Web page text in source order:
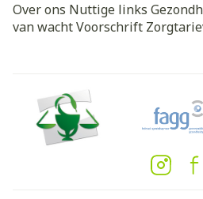
Over ons Nuttige links
van wachtVoorschrift